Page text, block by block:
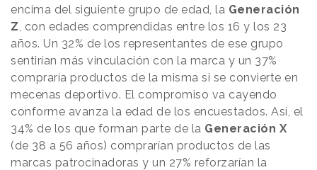
encima del siguiente grupo de edad, la Generación
Z, con edades comprendidas entre los 16 y los 23
años. Un 32% de los representantes de ese grupo
sentirían más vinculación con la marca y un 37%
compraría productos de la misma si se convierte en
mecenas deportivo. El compromiso va cayendo
conforme avanza la edad de los encuestados. Así, el
34% de los que forman parte de la Generación X
(de 38 a 56 años) comprarían productos de las
marcas patrocinadoras y un 27% reforzarían la